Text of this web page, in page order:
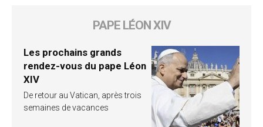
PAPE LÉON XIV
Les prochains grands
rendez-vous du pape Léon
XIV
De retour au Vatican, après trois
semaines de vacances